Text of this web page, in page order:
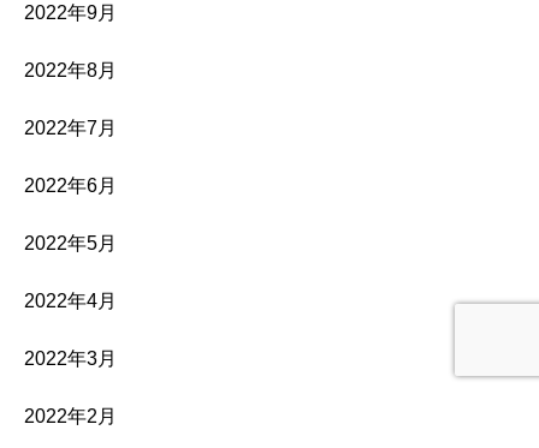
2022年9月
2022年8月
2022年7月
2022年6月
2022年5月
2022年4月
2022年3月
2022年2月